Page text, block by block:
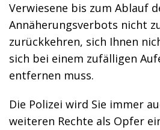
Verwiesene bis zum Ablauf
Annäherungsverbots nicht
zurückkehren, sich Ihnen
sich bei einem zufälligen
entfernen muss.
Die Polizei wird Sie immer
weiteren Rechte als Opfer